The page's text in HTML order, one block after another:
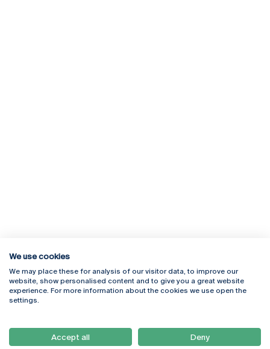
Rua Diogo Botelho 1327
4169-005 Porto
+351 226 196 240
Campus Online
Webmail
Como Chegar
Newsletter
We use cookies
We may place these for analysis of our visitor data, to improve our
website, show personalised content and to give you a great website
experience. For more information about the cookies we use open the
settings.
Accept all Deny